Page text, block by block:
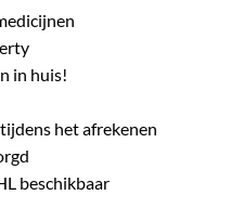
in huis!
het afrekenen
beschikbaar